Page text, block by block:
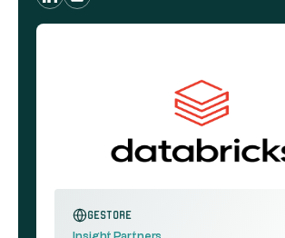
Gestore